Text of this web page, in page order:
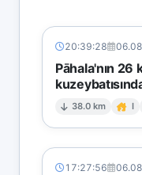
20:39:28
Pāhala'nın 26
38.0 km I
17:27:56